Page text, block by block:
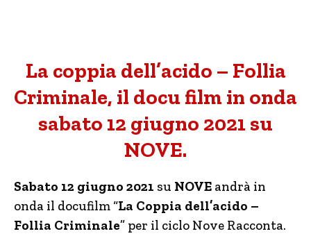
La coppia dell’acido – Follia
Criminale, il docu film in onda
sabato 12 giugno 2021 su
NOVE.
Sabato 12 giugno 2021 su NOVE andrà in
onda il docufilm “La Coppia dell’acido –
Follia Criminale” per il ciclo Nove Racconta.